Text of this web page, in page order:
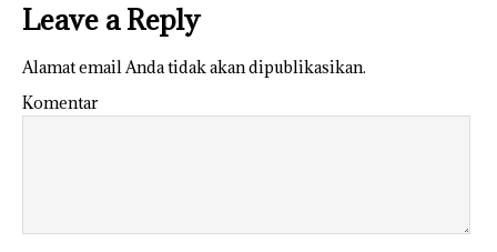
Leave a Reply
Alamat email Anda tidak akan dipublikasikan.
Komentar